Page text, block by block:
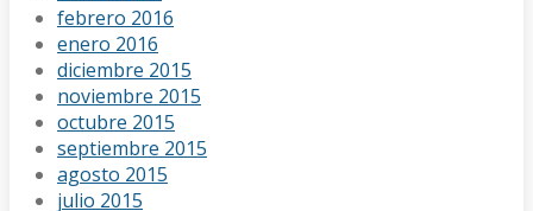
febrero 2016
enero 2016
diciembre 2015
noviembre 2015
octubre 2015
septiembre 2015
agosto 2015
julio 2015